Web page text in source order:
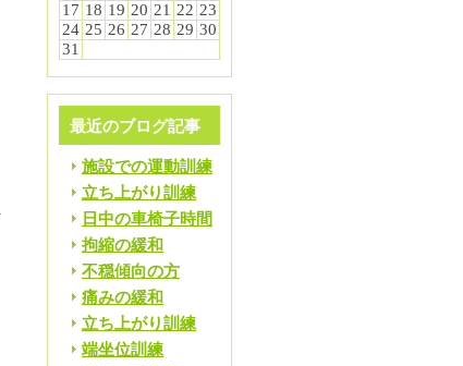
17 18 19 20 21 22 23
24 25 26 27 28 29 30
31
最近のブログ記事
施設での運動訓練
立ち上がり訓練
日中の車椅子時間
拘縮の緩和
不穏傾向の方
痛みの緩和
立ち上がり訓練
端坐位訓練